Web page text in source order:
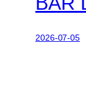
2026-07-05